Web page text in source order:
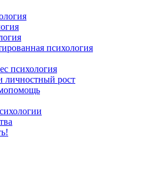
психология
психология
личностный рост